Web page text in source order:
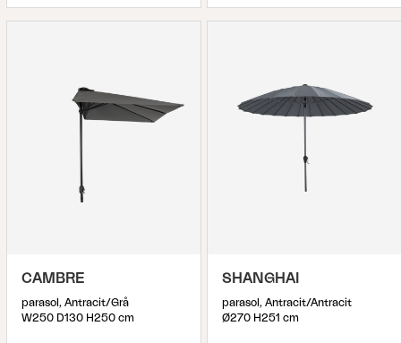
CAMBRE
parasol, Antracit/Grå
W250 D130 H250 cm
SHANGHAI
parasol, Antracit/Antracit
Ø270 H251 cm